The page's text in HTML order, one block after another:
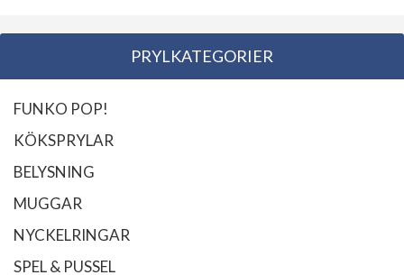
PRYLKATEGORIER
FUNKO POP!
KÖKSPRYLAR
BELYSNING
MUGGAR
NYCKELRINGAR
SPEL & PUSSEL